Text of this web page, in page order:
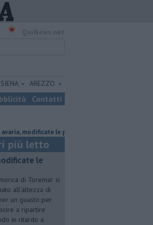
SIENA AREZZO
Contatti
le partenze
più letto
le
di Toremar si
all'altezza di
un guasto per
a ripartire
in ritardo a